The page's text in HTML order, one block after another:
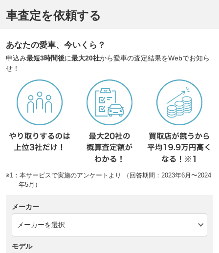
車査定を依頼する
あなたの愛車、今いくら？
申込み最短3時間後に最大20社から愛車の査定結果をWebでお知ら
せ！
※1：本サービスで実施のアンケートより （回答期間：2023年6月〜2024
年5月）
メーカー
モデル